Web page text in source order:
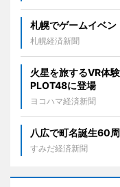
札幌でゲームイベ
札幌経済新聞
火星を旅するVR体
PLOT48に登場
ヨコハマ経済新聞
八広で町名誕生60
すみだ経済新聞